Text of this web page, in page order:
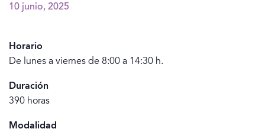
10 junio, 2025
Horario
De lunes a viernes de 8:00 a 14:30 h.
Duración
390 horas
Modalidad